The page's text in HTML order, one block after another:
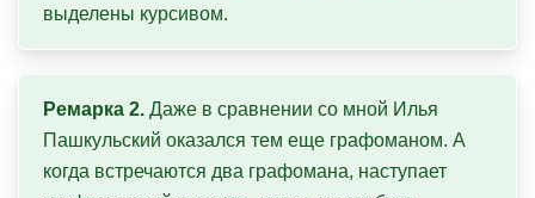
выделены курсивом.
Ремарка 2. Даже в сравнении со мной Илья
Пашкульский оказался тем еще графоманом. А
когда встречаются два графомана, наступает